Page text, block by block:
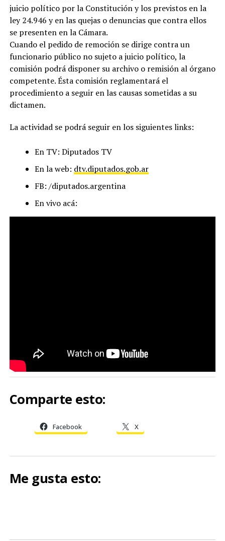
juicio político por la Constitución y los previstos en la
ley 24.946 y en las quejas o denuncias que contra ellos
se presenten en la Cámara.
Cuando el pedido de remoción se dirige contra un
funcionario público no sujeto a juicio político, la
comisión podrá disponer su archivo o remisión al órgano
competente. Ésta comisión reglamentará el
procedimiento a seguir en las causas sometidas a su
dictamen.
La actividad se podrá seguir en los siguientes links:
En TV: Diputados TV
En la web: dtv.diputados.gob.ar
FB: /diputados.argentina
En vivo acá:
Comparte esto:
Facebook X
Me gusta esto: